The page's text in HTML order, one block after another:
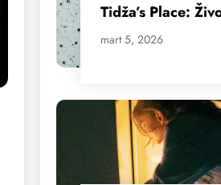
Tidža’s Place:
mart 5, 2026